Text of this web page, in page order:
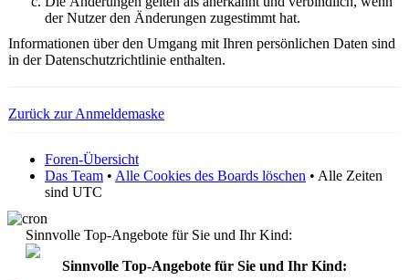
der Nutzer den Änderungen zugestimmt hat.
Informationen über den Umgang mit Ihren persönlichen Daten sind
in der Datenschutzrichtlinie enthalten.
Zurück zur Anmeldemaske
Foren-Übersicht
Das Team • Alle Cookies des Boards löschen • Alle Zeiten
sind UTC
Sinnvolle Top-Angebote für Sie und Ihr Kind:
Sinnvolle Top-Angebote für Sie und Ihr Kind: